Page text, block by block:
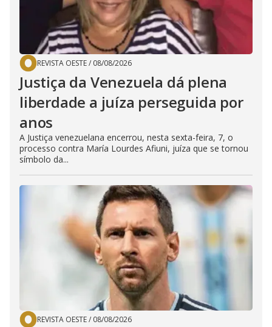
REVISTA OESTE/ 08/08/2026
Justiça da Venezuela dá plena
liberdade a juíza perseguida por
anos
A Justiça venezuelana encerrou, nesta sexta-feira, 7, o
processo contra María Lourdes Afiuni, juíza que se tornou
símbolo da...
REVISTA OESTE/ 08/08/2026